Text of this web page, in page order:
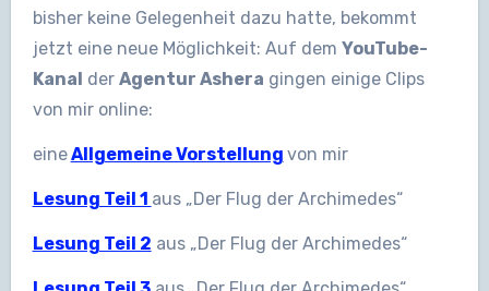
bisher keine Gelegenheit dazu hatte, bekommt
jetzt eine neue Möglichkeit: Auf dem YouTube-
Kanal der Agentur Ashera gingen einige Clips
von mir online:
eineAllgemeine Vorstellung von mir
Lesung Teil 1 aus „Der Flug der Archimedes“
Lesung Teil 2 aus „Der Flug der Archimedes“